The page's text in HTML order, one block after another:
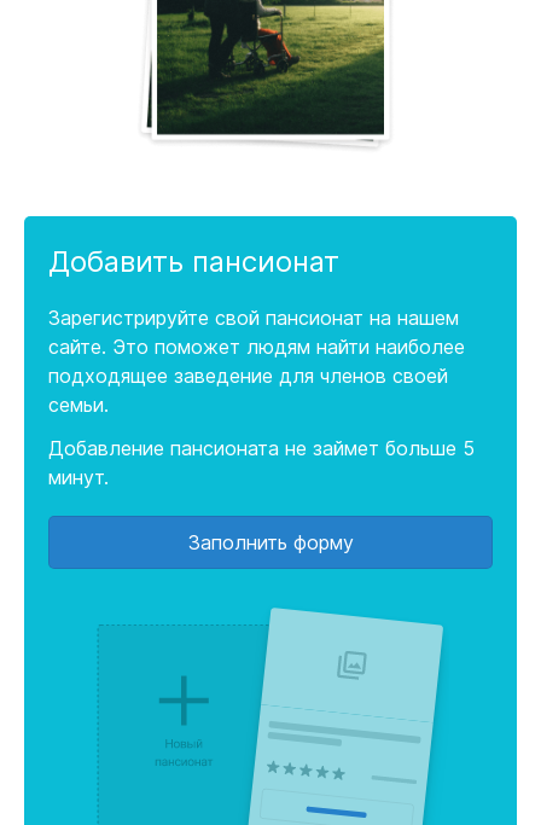
Добавить пансионат
Зарегистрируйте свой пансионат на нашем
сайте. Это поможет людям найти наиболее
подходящее заведение для членов своей
семьи.
Добавление пансионата не займет больше 5
минут.
Заполнить форму